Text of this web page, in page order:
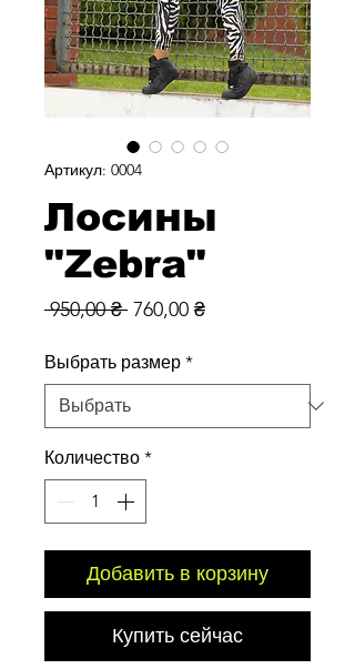
Артикул: 0004
Лосины
"Zebra"
950,00 ₴ Обычная
760,00 ₴Спеццена
Выбрать размер *
Количество *
Добавить в корзину
Купить сейчас